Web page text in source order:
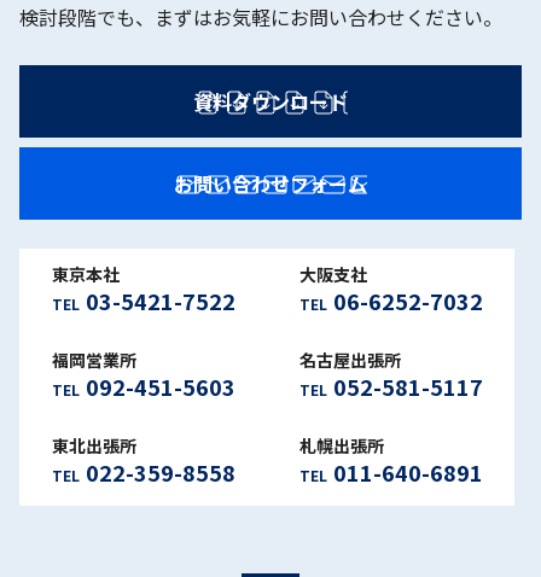
検討段階でも、まずはお気軽にお問い合わせください。
資料ダウンロード
お問い合わせフォーム
東京本社
TEL 03-5421-7522
大阪支社
TEL 06-6252-7032
福岡営業所
TEL 092-451-5603
名古屋出張所
TEL 052-581-5117
東北出張所
TEL 022-359-8558
札幌出張所
TEL 011-640-6891